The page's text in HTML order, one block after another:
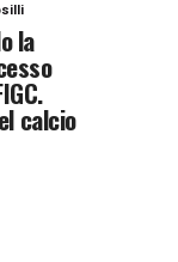
la
calcio